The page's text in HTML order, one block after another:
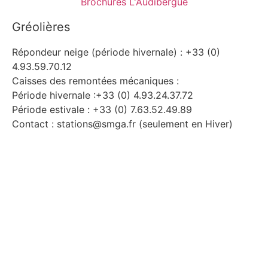
Gréolières
Répondeur neige (période hivernale) : +33 (0)
4.93.59.70.12
Caisses des remontées mécaniques :
Période hivernale :+33 (0) 4.93.24.37.72
Période estivale : +33 (0) 7.63.52.49.89
Contact : stations@smga.fr (seulement en Hiver)